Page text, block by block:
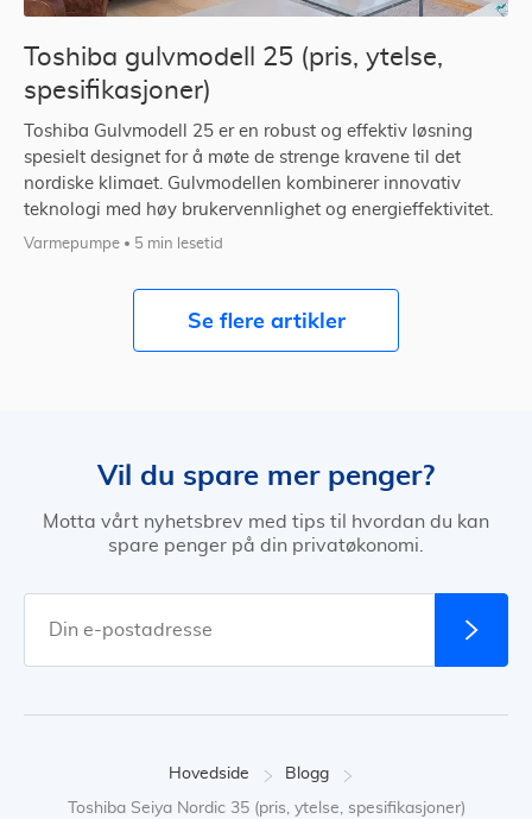
Toshiba gulvmodell 25 (pris, ytelse,
spesifikasjoner)
Toshiba Gulvmodell 25 er en robust og effektiv løsning
spesielt designet for å møte de strenge kravene til det
nordiske klimaet. Gulvmodellen kombinerer innovativ
teknologi med høy brukervennlighet og energieffektivitet.
Varmepumpe 5 min lesetid
Se flere artikler
Vil du spare mer penger?
Motta vårt nyhetsbrev med tips til hvordan du kan
spare penger på din privatøkonomi.
Hovedside Blogg
Toshiba Seiya Nordic 35 (pris, ytelse, spesifikasjoner)